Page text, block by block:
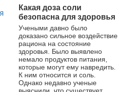
Какая доза соли
безопасна для здоровья
Учеными давно было
доказано сильное воздействие
рациона на состояние
здоровья. Было выявлено
немало продуктов питания,
которые могут ему навредить.
К ним относится и соль.
Однако недавно ученые
выяснили, что существует